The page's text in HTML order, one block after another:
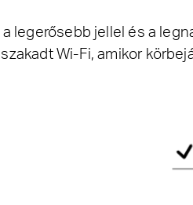
legerősebb jellel és a
Wi-Fi, amikor